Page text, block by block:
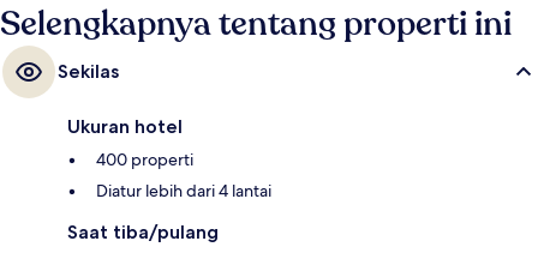
Selengkapnya tentang properti ini
Sekilas
Ukuran hotel
400 properti
Diatur lebih dari 4 lantai
Saat tiba/pulang